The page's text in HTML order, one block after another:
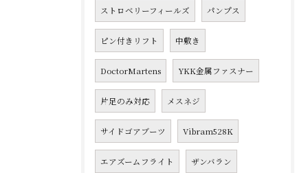
ストロベリーフィールズ パンプス
ピン付きリフト 中敷き
DoctorMartens YKK金属ファスナー
片足のみ対応 メスネジ
サイドゴアブーツ Vibram528K
エアズームフライト ザンバラン